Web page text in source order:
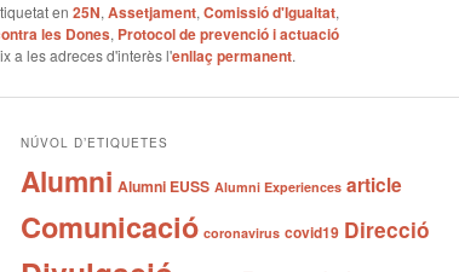
en 25N, Assetjament, Comissió d'Igualtat,
les Dones, Protocol de prevenció i actuació
a les adreces d'interès l'enllaç permanent.
NÚVOL D’ETIQUETES
Alumni Alumni EUSS Alumni Experiences article
Comunicació coronavirus covid19 Direcció